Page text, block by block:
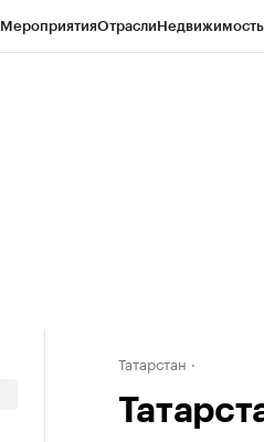
МероприятияОтраслиНедвижимость
Татарстан